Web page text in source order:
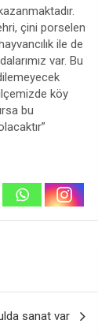
çini porselen
ile de
var. Bu
köy
bu
sanat var